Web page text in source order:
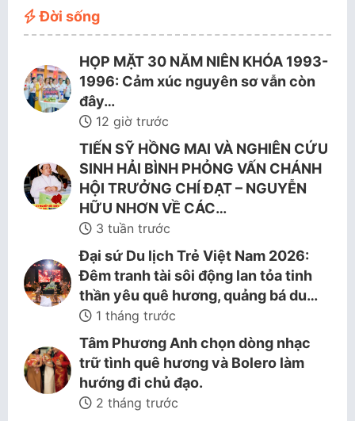
Đời sống
HỌP MẶT 30 NĂM NIÊN KHÓA 1993-
1996: Cảm xúc nguyên sơ vẫn còn
đây…
12 giờ trước
TIẾN SỸ HỒNG MAI VÀ NGHIÊN CỨU
SINH HẢI BÌNH PHỎNG VẤN CHÁNH
HỘI TRƯỞNG CHÍ ĐẠT – NGUYỄN
HỮU NHƠN VỀ CÁC…
3 tuần trước
Đại sứ Du lịch Trẻ Việt Nam 2026:
Đêm tranh tài sôi động lan tỏa tinh
thần yêu quê hương, quảng bá du…
1 tháng trước
Tâm Phương Anh chọn dòng nhạc
trữ tình quê hương và Bolero làm
hướng đi chủ đạo.
2 tháng trước